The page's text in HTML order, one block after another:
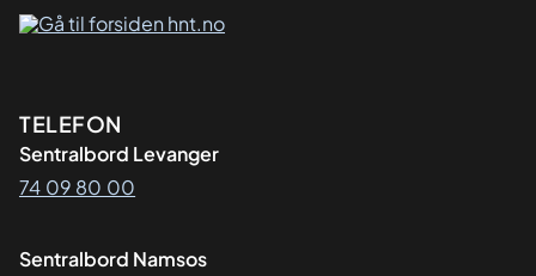
Kontaktinformasjon
TELEFON
Sentralbord Levanger
74 09 80 00
Sentralbord Namsos